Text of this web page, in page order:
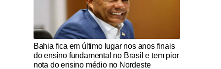
Notícias Católicas
Bahia fica em último lugar nos anos finais
do ensino fundamental no Brasil e tem pior
nota do ensino médio no Nordeste